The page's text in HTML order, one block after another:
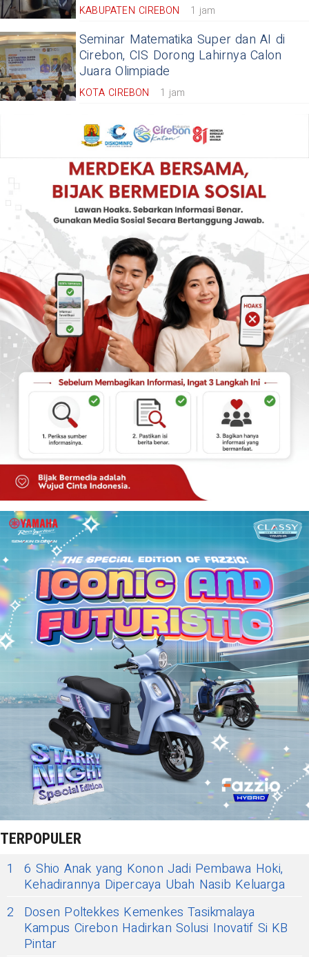
KABUPATEN CIREBON 1 jam
Seminar Matematika Super dan AI di
Cirebon, CIS Dorong Lahirnya Calon
Juara Olimpiade
KOTA CIREBON 1 jam
TERPOPULER
1
6 Shio Anak yang Konon Jadi Pembawa Hoki,
Kehadirannya Dipercaya Ubah Nasib Keluarga
2
Dosen Poltekkes Kemenkes Tasikmalaya
Kampus Cirebon Hadirkan Solusi Inovatif Si KB
Pintar